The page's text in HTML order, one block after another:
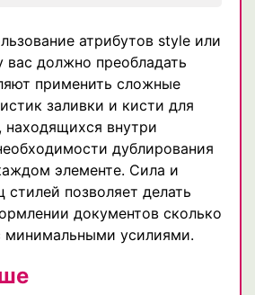
атрибутов style или
вас должно преобладать
применить сложные
заливки и кисти для
находящихся внутри
дублирования
элементе. Сила и
стилей позволяет делать
документов сколько
минимальными усилиями.